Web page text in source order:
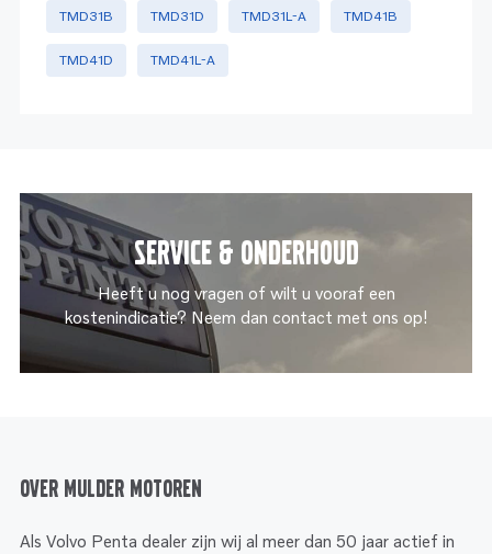
TMD31B TMD31D TMD31L-A TMD41B
TMD41D TMD41L-A
Service & onderhoud
Heeft u nog vragen of wilt u vooraf een
kostenindicatie? Neem dan contact met ons op!
Over Mulder Motoren
Als Volvo Penta dealer zijn wij al meer dan 50 jaar actief in